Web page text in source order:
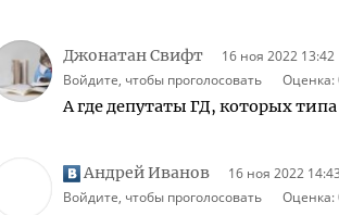
Джонатан Свифт
16 ноя 2022 13:42
Войдите, чтобы проголосовать
Оценка:
А где депутаты ГД, которых
Андрей Иванов
16 ноя 2022 14:43
Войдите, чтобы проголосовать
Оценка: